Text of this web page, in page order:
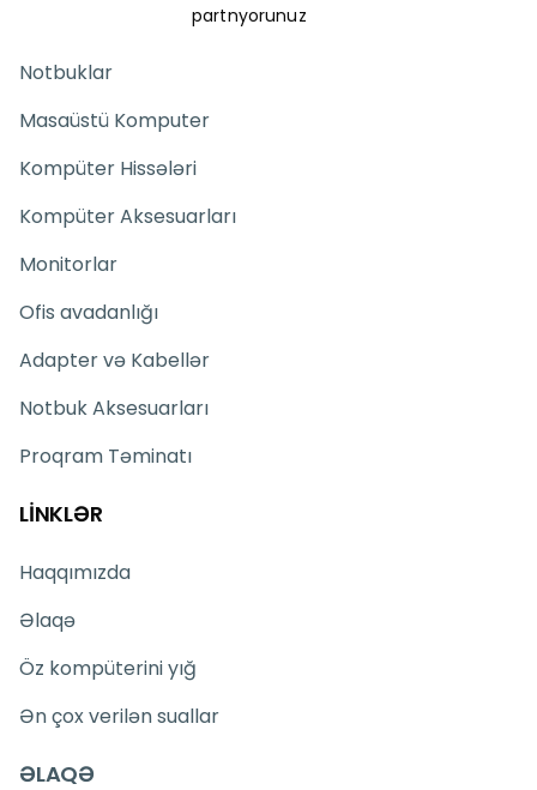
partnyorunuz
Notbuklar
Masaüstü Komputer
Kompüter Hissələri
Kompüter Aksesuarları
Monitorlar
Ofis avadanlığı
Adapter və Kabellər
Notbuk Aksesuarları
Proqram Təminatı
LİNKLƏR
Haqqımızda
Əlaqə
Öz kompüterini yığ
Ən çox verilən suallar
ƏLAQƏ